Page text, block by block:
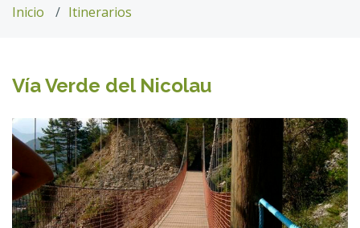
Inicio Itinerarios
Vía Verde del Nicolau